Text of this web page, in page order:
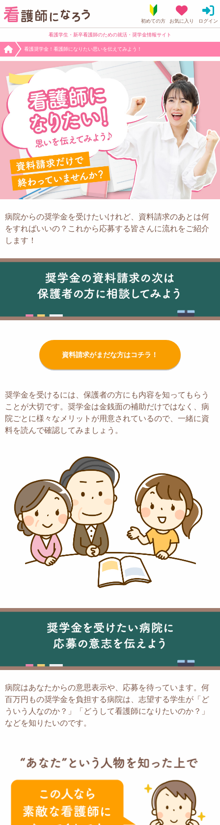
看護学生・新卒看護師のための就活・奨学金情報サイト
看護奨学金！看護師になりたい思いを伝えてみよう！
病院からの奨学金を受けたいけれど、資料請求のあとは何
をすればいいの？ これから応募する皆さんに流れをご紹介
します！
資料請求がまだな方はコチラ！
奨学金を受けるには、保護者の方にも内容を知ってもらう
ことが大切です。 奨学金は金銭面の補助だけではなく、 病
院ごとに様々なメリットが用意されているので、 一緒に資
料を読んで確認してみましょう。
病院はあなたからの意思表示や、応募を待っています。 何
百万円もの奨学金を負担する病院は、志望する学生が「ど
ういう人なのか？」
「どうして看護師になりたいのか？」
などを知りたいのです。